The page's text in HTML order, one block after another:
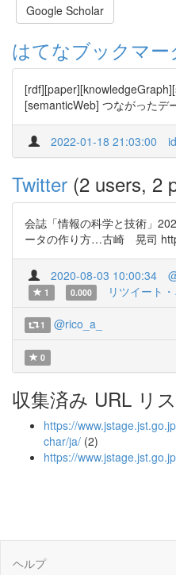
Google Scholar
はてなブックマー
[semanticWeb] つながったデ
2022-01-18 21:03:00
Twitter (2 users, 2
会誌「情報の科学と技術」
ータの作り方…古崎 晃司
2020-08-03 10:00:34
1
0.000 リツイート
1 @rico_a_
0
収集済み URL リ
https://
char/ja/ (2)
https://
ヘルプ